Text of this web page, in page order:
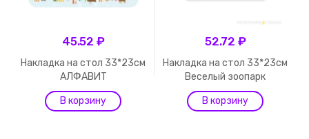
45.52 ₽
Накладка на стол 33*23см
АЛФАВИТ
52.72 ₽
Накладка на стол 33*23см
Веселый зоопарк